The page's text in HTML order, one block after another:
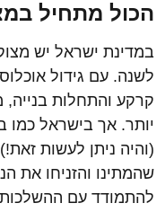
הכול מתחיל
במדינת ישראל יש
לשנה. עם גידול
קרקע והתחלות
יותר. אך בישראל
(והיה ניתן לעשות
שהמתינו והזניחו את
להתמודד עם